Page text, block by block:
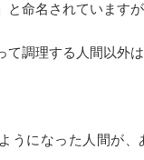
と命名されています
て調理する人間以外
うになった人間が